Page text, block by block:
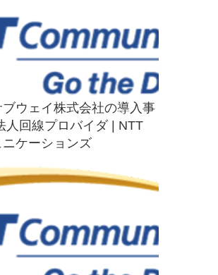
ブウェイ株式会社の導入事
人回線プロバイダ | NTT
ニケーションズ